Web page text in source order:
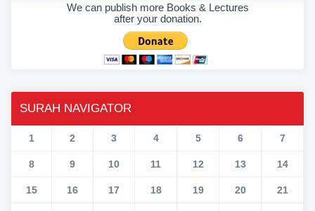
We can publish more Books & Lectures
after your donation.
SURAH NAVIGATOR
1 2 3 4 5 6 7
8 9 10 11 12 13 14
15 16 17 18 19 20 21